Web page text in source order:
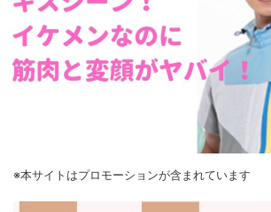
※本サイトはプロモーションが含まれています